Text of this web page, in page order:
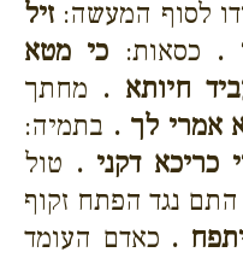
לסוף המעשה: זיל
. כסאות: כי מטא
חיותא . מחתך
אמרי לך . בתמיה:
כריכא דקני . טול
נגד הפתח זקוף
. כאדם העומד